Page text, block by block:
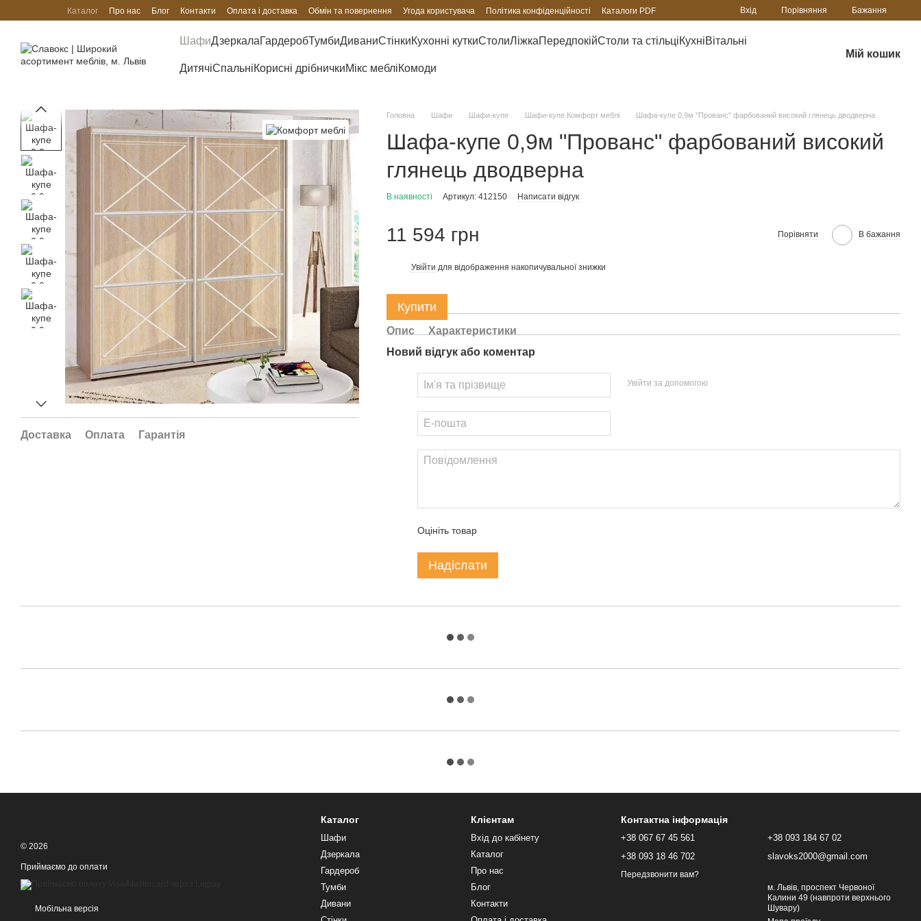
Перейти до основного контенту
Каталог Про нас Блог Контакти Оплата і доставка Обмін та повернення Угода користувача Політика конфіденційності Каталоги PDF Вхід Порівняння Бажання
ШафиДзеркалаГардеробТумбиДиваниСтінкиКухонні куткиСтолиЛіжкаПередпокійСтоли та стільціКухніВітальні
ДитячіСпальніКорисні дрібничкиМікс мебліКомоди
Мій кошик
Доставка Оплата Гарантія
Головна Шафи Шафи-купе Шафи-купе Комфорт меблі Шафа-купе 0,9м "Прованс" фарбований високий глянець дводверна
Шафа-купе 0,9м "Прованс" фарбований високий
глянець дводверна
В наявності Артикул: 412150 Написати відгук
11 594 грн Порівняти В бажання
Увійти для відображення накопичувальної знижки
Купити
Опис
Характеристики
Новий відгук або коментар
Увійти за допомогою
Оцініть товар
Надіслати
© 2026
Приймаємо до оплати
Мобільна версія
Каталог
Шафи
Дзеркала
Гардероб
Тумби
Дивани
Клієнтам
Вхід до кабінету
Каталог
Про нас
Блог
Контакти
Контактна інформація
+38 067 67 45 561
+38 093 18 46 702
Передзвонити вам?
+38 093 184 67 02
slavoks2000@gmail.com
м. Львів, проспект Червоної
Калини 49 (навпроти верхнього
Шувару)